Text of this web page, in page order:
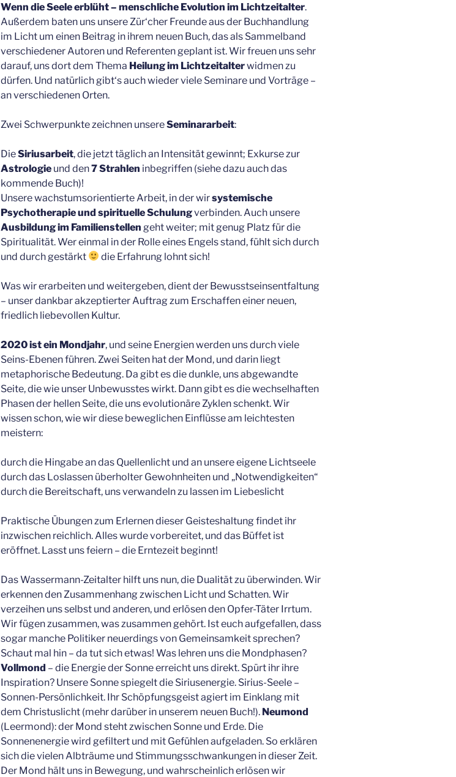
Wenn die Seele erblüht – menschliche Evolution im Lichtzeitalter.
Außerdem baten uns unsere Zür‘cher Freunde aus der Buchhandlung
im Licht um einen Beitrag in ihrem neuen Buch, das als Sammelband
verschiedener Autoren und Referenten geplant ist. Wir freuen uns sehr
darauf, uns dort dem Thema Heilung im Lichtzeitalterwidmen zu
dürfen. Und natürlich gibt‘s auch wieder viele Seminare und Vorträge –
an verschiedenen Orten.
Zwei Schwerpunkte zeichnen unsereSeminararbeit:
DieSiriusarbeit, die jetzt täglich an Intensität gewinnt; Exkurse zur
Astrologieund den7 Strahlen inbegriffen (siehe dazu auch das
kommende Buch)!
Unsere wachstumsorientierte Arbeit, in der wirsystemische
Psychotherapie und spirituelle Schulungverbinden. Auch unsere
Ausbildung im Familienstellen geht weiter; mit genug Platz für die
Spiritualität. Wer einmal in der Rolle eines Engels stand, fühlt sich durch
und durch gestärkt
die Erfahrung lohnt sich!
Was wir erarbeiten und weitergeben, dient der Bewusstseinsentfaltung
– unser dankbar akzeptierter Auftrag zum Erschaffen einer neuen,
friedlich liebevollen Kultur.
2020 ist ein Mondjahr, und seine Energien werden uns durch viele
Seins-Ebenen führen. Zwei Seiten hat der Mond, und darin liegt
metaphorische Bedeutung. Da gibt es die dunkle, uns abgewandte
Seite, die wie unser Unbewusstes wirkt. Dann gibt es die wechselhaften
Phasen der hellen Seite, die uns evolutionäre Zyklen schenkt. Wir
wissen schon, wie wir diese beweglichen Einflüsse am leichtesten
meistern:
durch die Hingabe an das Quellenlicht und an unsere eigene Lichtseele
durch das Loslassen überholter Gewohnheiten und „Notwendigkeiten“
durch die Bereitschaft, uns verwandeln zu lassen im Liebeslicht
Praktische Übungen zum Erlernen dieser Geisteshaltung findet ihr
inzwischen reichlich. Alles wurde vorbereitet, und das Büffet ist
eröffnet. Lasst uns feiern – die Erntezeit beginnt!
Das Wassermann-Zeitalter hilft uns nun, die Dualität zu überwinden. Wir
erkennen den Zusammenhang zwischen Licht und Schatten. Wir
verzeihen uns selbst und anderen, und erlösen den Opfer-Täter Irrtum.
Wir fügen zusammen, was zusammen gehört. Ist euch aufgefallen, dass
sogar manche Politiker neuerdings von Gemeinsamkeit sprechen?
Schaut mal hin – da tut sich etwas! Was lehren uns die Mondphasen?
Vollmond – die Energie der Sonne erreicht uns direkt. Spürt ihr ihre
Inspiration? Unsere Sonne spiegelt die Siriusenergie. Sirius-Seele –
Sonnen-Persönlichkeit. Ihr Schöpfungsgeist agiert im Einklang mit
dem Christuslicht (mehr darüber in unserem neuen Buch!). Neumond
(Leermond): der Mond steht zwischen Sonne und Erde. Die
Sonnenenergie wird gefiltert und mit Gefühlen aufgeladen. So erklären
sich die vielen Albträume und Stimmungsschwankungen in dieser Zeit.
Der Mond hält uns in Bewegung, und wahrscheinlich erlösen wir